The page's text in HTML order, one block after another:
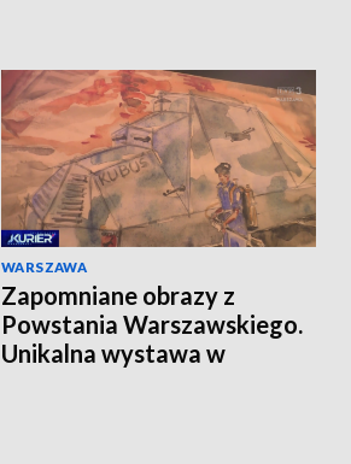
WARSZAWA
Zapomniane obrazy z
Powstania Warszawskiego.
Unikalna wystawa w